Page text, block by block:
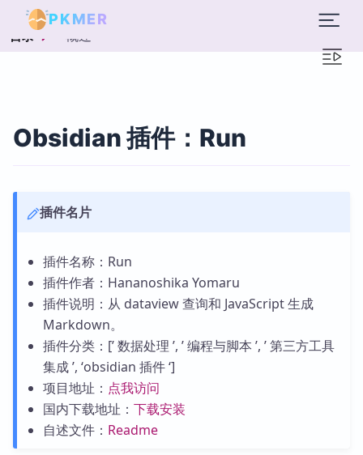
PKMER
目录 概述
Obsidian 插件：Run
插件名片
插件名称：Run
插件作者：Hananoshika Yomaru
插件说明：从 dataview 查询和 JavaScript 生成
Markdown。
插件分类：[’ 数据处理 ’, ’ 编程与脚本 ’, ’ 第三方工具
集成 ’, ‘obsidian 插件 ‘]
项目地址： 点我访问
国内下载地址： 下载安装
自述文件： Readme